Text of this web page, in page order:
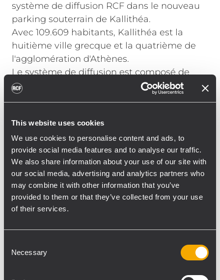
This website uses cookies
We use cookies to personalise content and ads, to
provide social media features and to analyse our traffic.
We also share information about your use of our site with
our social media, advertising and analytics partners who
may combine it with other information that you’ve
provided to them or that they’ve collected from your use
of their services.
Selection
Necessary
système de diffusion RCF dans le nouveau
parking souterrain de Kallithéa.
Avec 109.609 habitants, Kallithéa est la
huitième ville grecque et la quatrième de
l'agglomération d'Athènes.
Le système de diffusion est composé de
quatre zones d'enceintes et de deux
entre automatiquement en fonction en cas
de panne de l'un des étages de puissance
du système.
Les produits RCF installés dans le rack
central sont :
1 x préamplificateur 9 entrées/2 sorties PR
4092 1 x unité de gestion 6 zones PD 1066
amplificateur principal FLEXA MF 6000 3 x
alimentation modulaire PS 6640 de 640
W/240 V 1 x amplificateur de puissance